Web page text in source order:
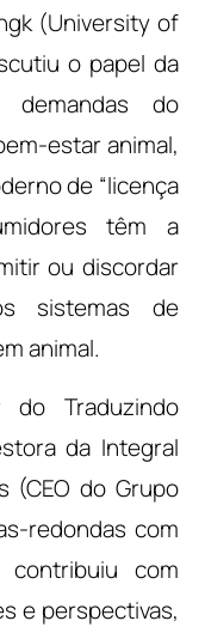
(University of
o papel da
do
estar animal,
de “licença
têm a
ou discordar
sistemas de
animal.
do Traduzindo
da Integral
(CEO do Grupo
redondas com
com
e perspectivas,